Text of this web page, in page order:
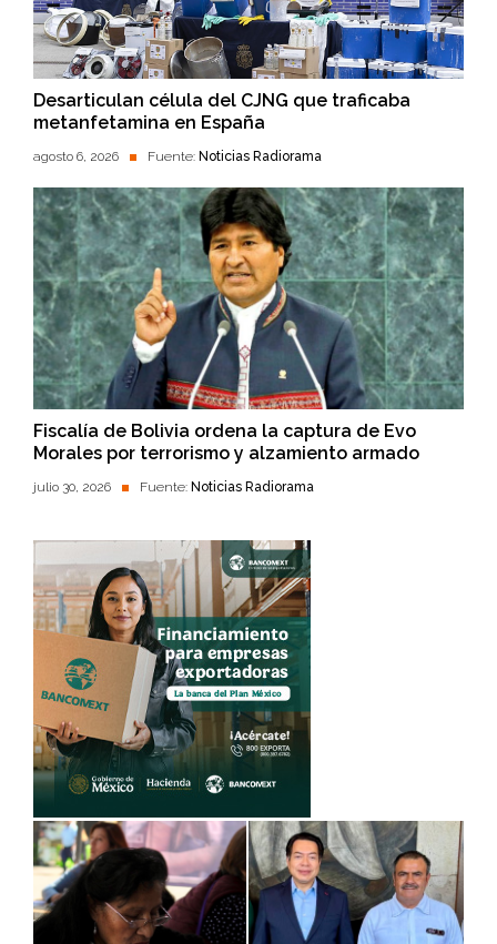
Desarticulan célula del CJNG que traficaba
metanfetamina en España
agosto 6, 2026 Fuente: Noticias Radiorama
Fiscalía de Bolivia ordena la captura de Evo
Morales por terrorismo y alzamiento armado
julio 30, 2026 Fuente: Noticias Radiorama